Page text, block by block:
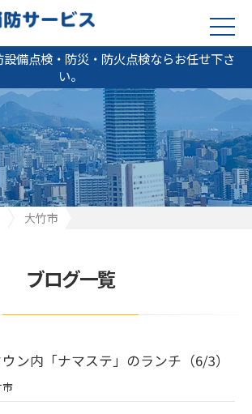
備点検・防災・防火点検ならお任せ下さ
い。
大竹市
ブログ一覧
ン内「ナマステ」のランチ（6/3）
市